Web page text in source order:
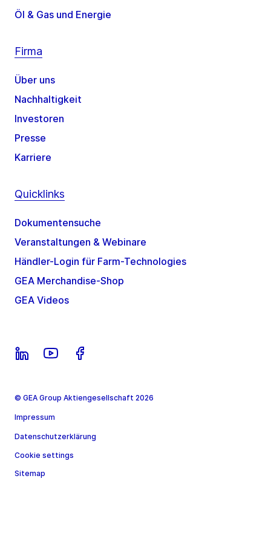
Öl & Gas und Energie
Firma
Über uns
Nachhaltigkeit
Investoren
Presse
Karriere
Quicklinks
Dokumentensuche
Veranstaltungen & Webinare
Händler-Login für Farm-Technologies
GEA Merchandise-Shop
GEA Videos
© GEA Group Aktiengesellschaft 2026
Impressum
Datenschutzerklärung
Cookie settings
Sitemap